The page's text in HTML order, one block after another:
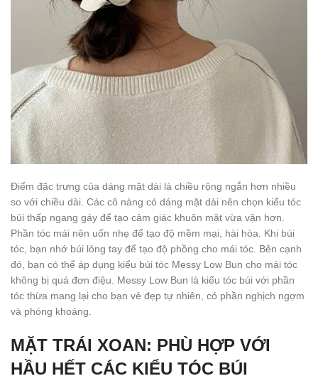
Điểm đặc trưng của dáng mặt dài là chiều rộng ngắn hơn nhiều
so với chiều dài. Các cô nàng có dáng mặt dài nên chọn kiểu tóc
búi thấp ngang gáy để tạo cảm giác khuôn mặt vừa vặn hơn.
Phần tóc mái nên uốn nhẹ để tạo độ mềm mại, hài hòa. Khi búi
tóc, bạn nhớ búi lỏng tay để tạo độ phồng cho mái tóc. Bên cạnh
đó, bạn có thể áp dụng kiểu búi tóc Messy Low Bun cho mái tóc
không bị quá đơn điệu. Messy Low Bun là kiểu tóc búi với phần
tóc thừa mang lại cho bạn vẻ đẹp tự nhiên, có phần nghịch ngợm
và phóng khoáng.
MẶT TRÁI XOAN: PHÙ HỢP VỚI
HẦU HẾT CÁC KIỂU TÓC BÚI